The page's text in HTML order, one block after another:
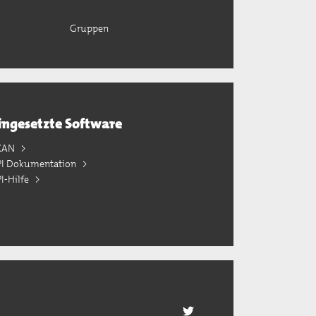
Gruppen
Software
Dokumentation
Hilfe